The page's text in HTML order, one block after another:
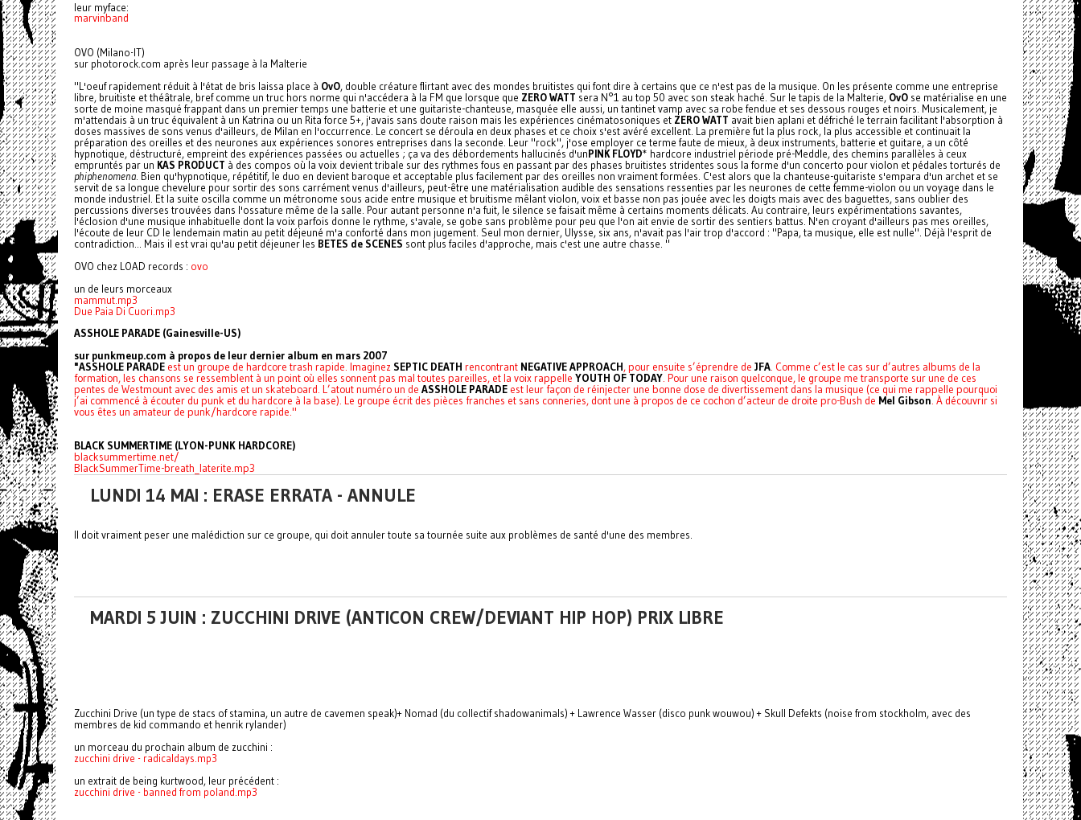
leur myface:
marvinband
OVO (Milano-IT)
sur photorock.com après leur passage à la Malterie
"L'oeuf rapidement réduit à l'état de bris laissa place à OvO, double créature flirtant avec des mondes bruitistes qui font dire à certains que ce n'est pas de la musique. On les présente comme une entreprise
libre, bruitiste et théâtrale, bref comme un truc hors norme qui n'accédera à la FM que lorsque que ZERO WATT sera N°1 au top 50 avec son steak haché. Sur le tapis de la Malterie, OvO se matérialise en une
sorte de moine masqué frappant dans un premier temps une batterie et une guitariste-chanteuse, masquée elle aussi, un tantinet vamp avec sa robe fendue et ses dessous rouges et noirs. Musicalement, je
m'attendais à un truc équivalent à un Katrina ou un Rita force 5+, j'avais sans doute raison mais les expériences cinématosoniques et ZERO WATT avait bien aplani et défriché le terrain facilitant l'absorption à
doses massives de sons venus d'ailleurs, de Milan en l'occurrence. Le concert se déroula en deux phases et ce choix s'est avéré excellent. La première fut la plus rock, la plus accessible et continuait la
préparation des oreilles et des neurones aux expériences sonores entreprises dans la seconde. Leur "rock", j'ose employer ce terme faute de mieux, à deux instruments, batterie et guitare, a un côté
hypnotique, déstructuré, empreint des expériences passées ou actuelles ; ça va des débordements hallucinés d'unPINK FLOYD* hardcore industriel période pré-Meddle, des chemins parallèles à ceux
empruntés par un KAS PRODUCT à des compos où la voix devient tribale sur des rythmes fous en passant par des phases bruitistes stridentes sous la forme d'un concerto pour violon et pédales torturés de
phiphenomena . Bien qu'hypnotique, répétitif, le duo en devient baroque et acceptable plus facilement par des oreilles non vraiment formées. C'est alors que la chanteuse-guitariste s'empara d'un archet et se
servit de sa longue chevelure pour sortir des sons carrément venus d'ailleurs, peut-être une matérialisation audible des sensations ressenties par les neurones de cette femme-violon ou un voyage dans le
monde industriel. Et la suite oscilla comme un métronome sous acide entre musique et bruitisme mêlant violon, voix et basse non pas jouée avec les doigts mais avec des baguettes, sans oublier des
percussions diverses trouvées dans l'ossature même de la salle. Pour autant personne n'a fuit, le silence se faisait même à certains moments délicats. Au contraire, leurs expérimentations savantes,
l'éclosion d'une musique inhabituelle dont la voix parfois donne le rythme, s'avale, se gobe sans problème pour peu que l'on ait envie de sortir des sentiers battus. N'en croyant d'ailleurs pas mes oreilles,
l'écoute de leur CD le lendemain matin au petit déjeuné m'a conforté dans mon jugement. Seul mon dernier, Ulysse, six ans, n'avait pas l'air trop d'accord : "Papa, ta musique, elle est nulle". Déjà l'esprit de
contradiction... Mais il est vrai qu'au petit déjeuner les BETES de SCENES sont plus faciles d'approche, mais c'est une autre chasse. "
OVO chez LOAD records : ovo
un de leurs morceaux
mammut.mp3
Due Paia Di Cuori.mp3
ASSHOLE PARADE (Gainesville-US)
sur punkmeup.com à propos de leur dernier album en mars 2007
"ASSHOLE PARADE est un groupe de hardcore trash rapide. Imaginez SEPTIC DEATH rencontrant NEGATIVE APPROACH, pour ensuite s’éprendre de JFA. Comme c’est le cas sur d’autres albums de la
formation, les chansons se ressemblent à un point où elles sonnent pas mal toutes pareilles, et la voix rappelle YOUTH OF TODAY. Pour une raison quelconque, le groupe me transporte sur une de ces
pentes de Westmount avec des amis et un skateboard. L’atout numéro un de ASSHOLE PARADE est leur façon de réinjecter une bonne dose de divertissement dans la musique (ce qui me rappelle pourquoi
j’ai commencé à écouter du punk et du hardcore à la base). Le groupe écrit des pièces franches et sans conneries, dont une à propos de ce cochon d’acteur de droite pro-Bush de Mel Gibson. À découvrir si
vous êtes un amateur de punk/hardcore rapide."
BLACK SUMMERTIME (LYON-PUNK HARDCORE)
blacksummertime.net/
BlackSummerTime-breath_laterite.mp3
LUNDI 14 MAI : ERASE ERRATA - ANNULE
Il doit vraiment peser une malédiction sur ce groupe, qui doit annuler toute sa tournée suite aux problèmes de santé d'une des membres.
MARDI 5 JUIN : ZUCCHINI DRIVE (ANTICON CREW/DEVIANT HIP HOP) PRIX LIBRE
Zucchini Drive (un type de stacs of stamina, un autre de cavemen speak)+ Nomad (du collectif shadowanimals) + Lawrence Wasser (disco punk wouwou) + Skull Defekts (noise from stockholm, avec des
membres de kid commando et henrik rylander)
un morceau du prochain album de zucchini :
zucchini drive - radicaldays.mp3
un extrait de being kurtwood, leur précédent :
zucchini drive - banned from poland.mp3